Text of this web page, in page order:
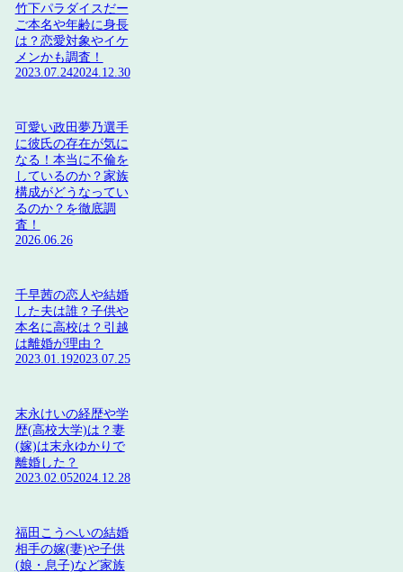
竹下パラダイスだー
ご本名や年齢に身長
は？恋愛対象やイケ
メンかも調査！
2023.07.242024.12.30
可愛い政田夢乃選手
に彼氏の存在が気に
なる！本当に不倫を
しているのか？家族
構成がどうなってい
るのか？を徹底調
査！
2026.06.26
千早茜の恋人や結婚
した夫は誰？子供や
本名に高校は？引越
は離婚が理由？
2023.01.192023.07.25
末永けいの経歴や学
歴(高校大学)は？妻
(嫁)は末永ゆかりで
離婚した？
2023.02.052024.12.28
福田こうへいの結婚
相手の嫁(妻)や子供
(娘・息子)など家族